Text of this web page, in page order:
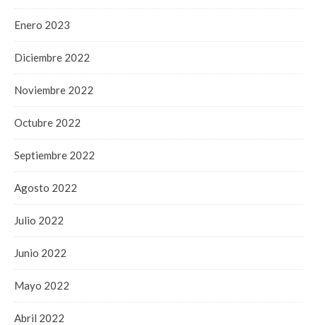
Enero 2023
Diciembre 2022
Noviembre 2022
Octubre 2022
Septiembre 2022
Agosto 2022
Julio 2022
Junio 2022
Mayo 2022
Abril 2022